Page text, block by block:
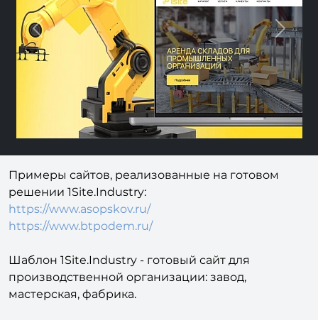
Previous Next
Примеры сайтов, реализованные на готовом
решении 1Site.Industry:
https://www.asopskov.ru/​​​​​​​
https://www.btpodem.ru/
Шаблон 1Site.Industry - готовый сайт для
производственной организации: завод,
мастерская, фабрика.